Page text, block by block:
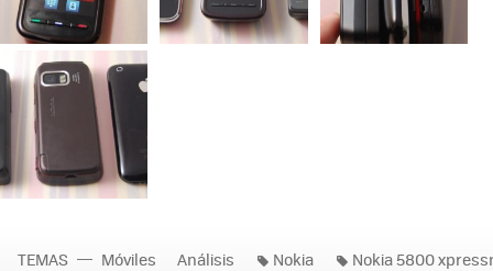
TEMAS Móviles Análisis Nokia Nokia 5800